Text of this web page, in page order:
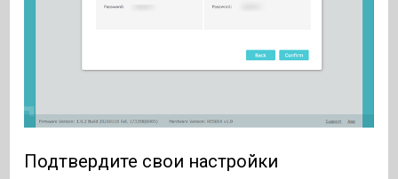
Подтвердите свои настройки